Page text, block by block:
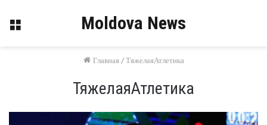
Меню Moldova News
Главная / ТяжелаяАтлетика
ТяжелаяАтлетика